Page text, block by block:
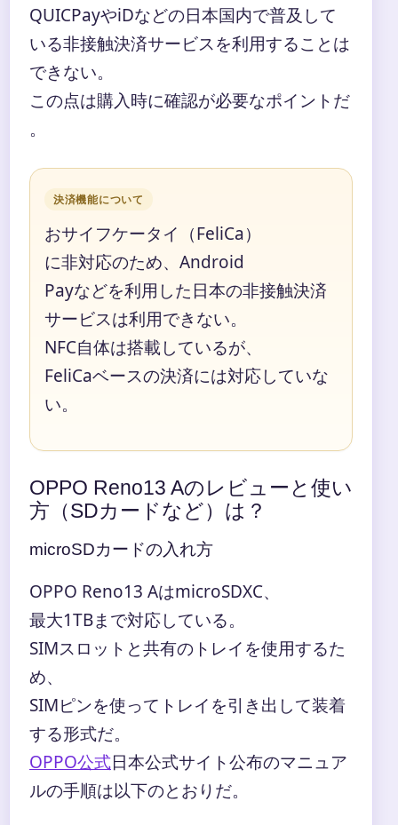
QUICPayやiDなどの日本国内で普及して
いる非接触決済サービスを利用することは
できない。
この点は購入時に確認が必要なポイントだ
。
決済機能について
おサイフケータイ（FeliCa）
に非対応のため、Android
Payなどを利用した日本の非接触決済
サービスは利用できない。
NFC自体は搭載しているが、
FeliCaベースの決済には対応していな
い。
OPPO Reno13 Aのレビューと使い
方（SDカードなど）は？
microSDカードの入れ方
OPPO Reno13 AはmicroSDXC、
最大1TBまで対応している。
SIMスロットと共有のトレイを使用するた
め、
SIMピンを使ってトレイを引き出して装着
する形式だ。
OPPO公式日本公式サイト公布のマニュア
ルの手順は以下のとおりだ。